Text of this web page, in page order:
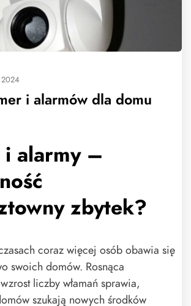
i alarmów dla domu
i alarmy –
zbytek?
coraz więcej osób obawia się
swoich domów. Rosnąca
liczby włamań sprawia,
szukają nowych środków